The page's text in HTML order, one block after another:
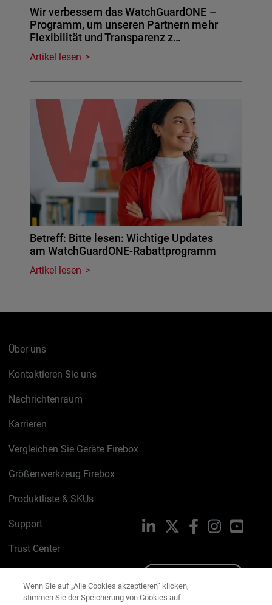
Wir verbessern das WatchGuardONE –
Programm, um unseren Partnern mehr
Flexibilität und Transparenz z…
Artikel lesen
Betreff: Bitte lesen: Wichtige Updates
am WatchGuardONE-Rabattprogramm
Artikel lesen
Über uns
Kontaktieren Sie uns
Nachrichtenraum
Karrieren
Vergleichen Sie Geräte Firebox
Größenwerkzeug Firebox
Produktliste & SKUs
Support
Trust Center
Cookie-Richtlinie
LinkedIn FacebookInstagram
Wenn Sie auf „Alle Cookies akzeptieren“ klicken,
stimmen Sie der Speicherung von Cookies auf